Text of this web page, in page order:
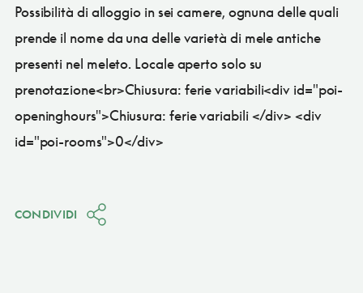
Possibilità di alloggio in sei camere, ognuna delle quali
prende il nome da una delle varietà di mele antiche
presenti nel meleto. Locale aperto solo su
prenotazione<br>Chiusura: ferie variabili<div id="poi-
openinghours">Chiusura: ferie variabili </div> <div
id="poi-rooms">0</div>
CONDIVIDI